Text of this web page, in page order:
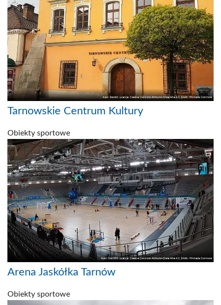
Tarnowskie Centrum Kultury
Obiekty sportowe
Arena Jaskółka Tarnów
Obiekty sportowe